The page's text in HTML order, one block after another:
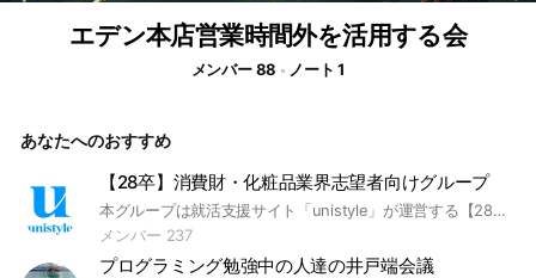
エデン本店営業時間外を活用する会
メンバー 88 ノート 1
あなたへのおすすめ
【28卒】消費財・化粧品業界志望者向けグループ
本グループは就活支援サイト「unistyle」が運営する【28卒】消費財・化粧品・日用品業界志望者向けのグループになります。 #就活 #28卒 #メーカー #消費財 #化粧品 #日用品 #トイレタリー #メーカー #インターンシップ #本選考 #大学生 #unistyle #ユニスタイル #面接 #採用 #内定 #ES #エントリーシート #自己分析 #業界研究 #企業研究 #自己PR #ガク
メンバー 237
プログラミング勉強中の人達の井戸端会議